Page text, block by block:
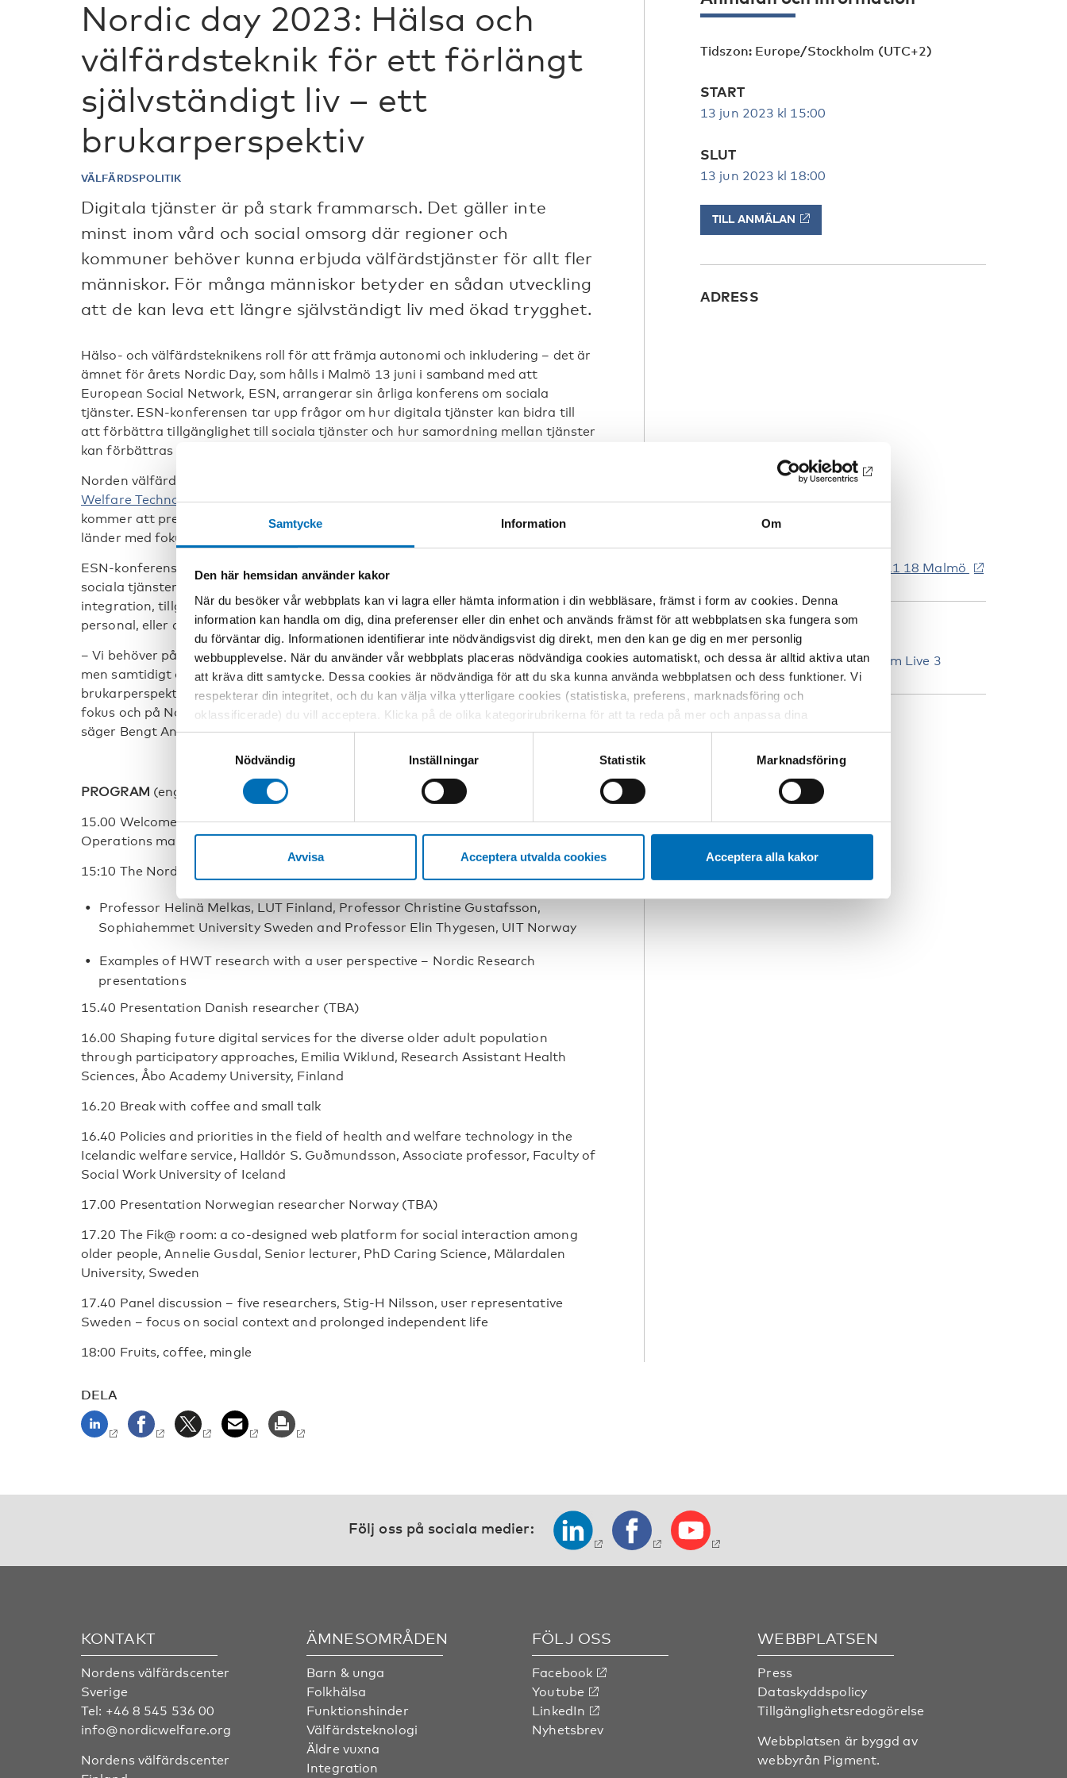
Samtycke Information Om
Den här hemsidan använder kakor
När du besöker vår webbplats kan vi lagra eller hämta information i din webbläsare, främst i form av cookies. Denna
information kan handla om dig, dina preferenser eller din enhet och används främst för att webbplatsen ska fungera som
du förväntar dig. Informationen identifierar inte nödvändigsvist dig direkt, men den kan ge dig en mer personlig
webbupplevelse. När du använder vår webbplats placeras nödvändiga cookies automatiskt, och dessa är alltid aktiva utan
att kräva ditt samtycke. Dessa cookies är nödvändiga för att du ska kunna använda webbplatsen och dess funktioner. Vi
respekterar din integritet, och du kan välja vilka ytterligare cookies (statistiska, preferens, marknadsföring och
oklassificerade) du vill acceptera. Klicka på de olika kategorirubrikerna för att ta reda på mer och anpassa dina
inställningar för cookies. Observera att blockering av cookies kan påverka din upplevelse av webbplatsen och de tjänster
vi erbjuder. Om du har besökt vår webbplats tidigare och accepterat användningen av cookies kan du alltid radera dem
genom att navigera till sekretessinställningarna i din webbläsare.
Nödvändig
Inställningar Statistik Marknadsföring
Avvisa Acceptera utvalda cookies Acceptera alla kakor
Nordic day 2023: Hälsa och
välfärdsteknik för ett förlängt
självständigt liv – ett
brukarperspektiv
VÄLFÄRDSPOLITIK
Digitala tjänster är på stark frammarsch. Det gäller inte
minst inom vård och social omsorg där regioner och
kommuner behöver kunna erbjuda välfärdstjänster för allt fler
människor. För många människor betyder en sådan utveckling
att de kan leva ett längre självständigt liv med ökad trygghet.
Hälso- och välfärdsteknikens roll för att främja autonomi och inkludering – det är
ämnet för årets Nordic Day, som hålls i Malmö 13 juni i samband med att
European Social Network, ESN, arrangerar sin årliga konferens om sociala
tjänster. ESN-konferensen tar upp frågor om hur digitala tjänster kan bidra till
att förbättra tillgänglighet till sociala tjänster och hur samordning mellan tjänster
kan förbättras utifrån ett användarperspektiv.
Norden välfärdscenter som koordinerar
Welfare Technology Research Network(HWT) håller i årets Nordic Day. HWT
kommer att presentera tvärvetenskaplig nordiskforskning från samtliga nordiska
länder med fokus på ett brukarperspektiv.
ESN-konferensen kommer att belysa forskning och praktik om innovation inom
sociala tjänster genom hälso- och välfärdsteknik; IT-utveckling för social
integration, tillgänglighet eller autonomi; förbättringar av organisation och
personal, eller datahantering för beslutsfattande.
– Vi behöver påskynda den digitala och tekniska omvandlingen av välfärdstjänster
men samtidigt också påvisa vilka effekter digitala tjänster har ur ett
brukarperspektiv. Våra 75 forskare i det nordiska forskarnätverket har just detta i
fokus och på Nordic Day presenteras fem exempel från samtliga länder i Norden,
säger Bengt Andersson, projektledare på Nordens välfärdscenter.
PROGRAM (engelska)
15.00 Welcome Eva Franzén, Director and Kai Koivumäki, Deputy Director &
Operations manager, Nordic Welfare Centre
15:10 The Nordic Health and Welfare Technology Research Network
Professor Helinä Melkas, LUT Finland, Professor Christine Gustafsson,
Sophiahemmet University Sweden and Professor Elin Thygesen, UIT Norway
Examples of HWT research with a user perspective – Nordic Research
presentations
15.40 Presentation Danish researcher (TBA)
16.00 Shaping future digital services for the diverse older adult population
through participatory approaches, Emilia Wiklund, Research Assistant Health
Sciences, Åbo Academy University, Finland
16.20 Break with coffee and small talk
16.40 Policies and priorities in the field of health and welfare technology in the
Icelandic welfare service, Halldór S. Guðmundsson, Associate professor, Faculty of
Social Work University of Iceland
17.00 Presentation Norwegian researcher Norway (TBA)
17.20 The Fik@ room: a co-designed web platform for social interaction among
older people, Annelie Gusdal, Senior lecturer, PhD Caring Science, Mälardalen
University, Sweden
17.40 Panel discussion – five researchers, Stig-H Nilsson, user representative
Sweden – focus on social context and prolonged independent life
18:00 Fruits, coffee, mingle
Tidszon: Europe/Stockholm (UTC+2)
START
13 jun 2023 kl 15:00
SLUT
13 jun 2023 kl 18:00
TILL ANMÄLAN
ADRESS
Dag Hammarskjölds torg 2, 211 18 Malmö
PLATS
Clarion Malmö Live Hotel, Room Live 3
Välfärdspolitik
DELA
Följ oss på sociala medier:
KONTAKT
Nordens välfärdscenter
Sverige
Tel: +46 8 545 536 00
info@nordicwelfare.org
Nordens välfärdscenter
ÄMNESOMRÅDEN
Barn & unga
Folkhälsa
Funktionshinder
Välfärdsteknologi
Äldre vuxna
Integration
FÖLJ OSS
Facebook
Youtube
LinkedIn
Nyhetsbrev
WEBBPLATSEN
Press
Dataskyddspolicy
Tillgänglighetsredogörelse
Webbplatsen är byggd av
webbyrån Pigment.